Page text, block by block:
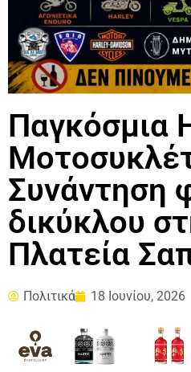
Παγκόσμια
Συνάντηση
δικύκλου
Πλατεία
Πολιτικά 18 Ιουνίου, 2026